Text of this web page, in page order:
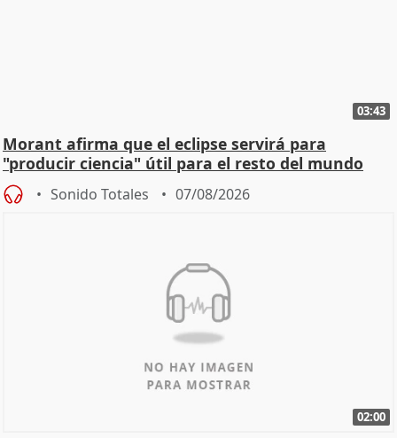
03:43
Morant afirma que el eclipse servirá para
"producir ciencia" útil para el resto del mundo
Sonido Totales 07/08/2026
02:00